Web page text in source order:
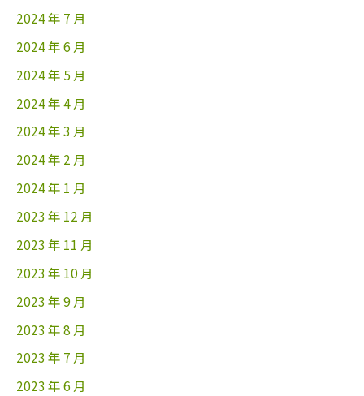
2024 年 7 月
2024 年 6 月
2024 年 5 月
2024 年 4 月
2024 年 3 月
2024 年 2 月
2024 年 1 月
2023 年 12 月
2023 年 11 月
2023 年 10 月
2023 年 9 月
2023 年 8 月
2023 年 7 月
2023 年 6 月